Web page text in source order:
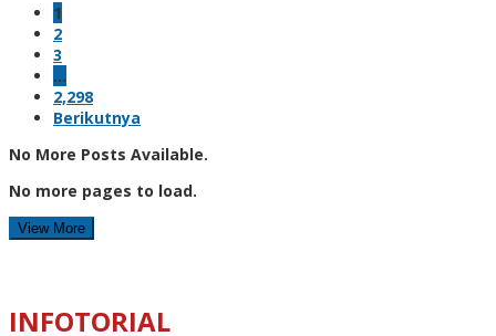
1
2
3
…
2,298
Berikutnya
No More Posts Available.
No more pages to load.
View More
INFOTORIAL